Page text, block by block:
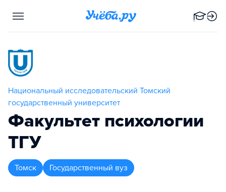
Национальный исследовательский Томский
государственный университет
Факультет психологии
ТГУ
Томск Государственный вуз